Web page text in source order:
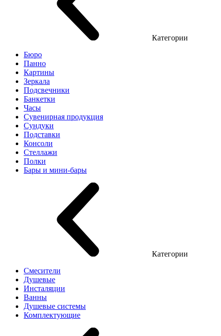
Категории
Бюро
Панно
Картины
Зеркала
Подсвечники
Банкетки
Часы
Сувенирная продукция
Сундуки
Подставки
Консоли
Стеллажи
Полки
Бары и мини-бары
Категории
Смесители
Душевые
Инсталяции
Ванны
Душевые системы
Комплектующие